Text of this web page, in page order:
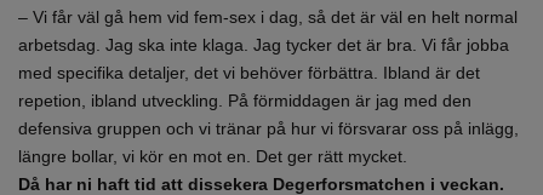
– Vi får väl gå hem vid fem-sex i dag, så det är väl en helt normal
arbetsdag. Jag ska inte klaga. Jag tycker det är bra. Vi får jobba
med specifika detaljer, det vi behöver förbättra. Ibland är det
repetion, ibland utveckling. På förmiddagen är jag med den
defensiva gruppen och vi tränar på hur vi försvarar oss på inlägg,
längre bollar, vi kör en mot en. Det ger rätt mycket.
Då har ni haft tid att dissekera Degerforsmatchen i veckan.